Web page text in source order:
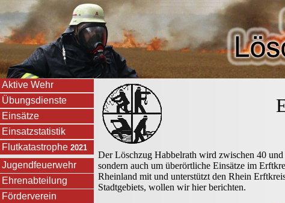
Aktive Wehr
Übungsdienste
Einsätze
Einsatzstatistik
Flutkatastrophe 2021
Jugendfeuerwehr
Ehrenabteilung
Förderverein
Der Löschzug Habbelrath wird zwischen 40
sondern auch um überörtliche Einsätze im
Rheinland mit und unterstützt den Rhein
Stadtgebiets, wollen wir hier berichten.